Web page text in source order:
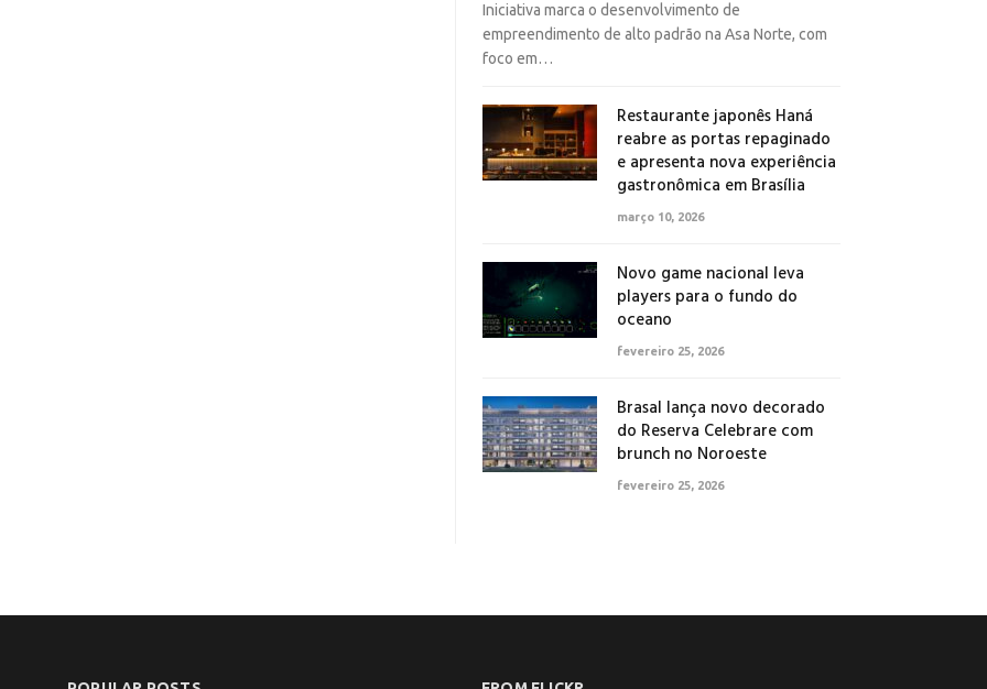
Iniciativa marca o desenvolvimento de
empreendimento de alto padrão na Asa Norte, com
foco em…
Restaurante japonês Haná
reabre as portas repaginado
e apresenta nova experiência
gastronômica em Brasília
março 10, 2026
Novo game nacional leva
players para o fundo do
oceano
fevereiro 25, 2026
Brasal lança novo decorado
do Reserva Celebrare com
brunch no Noroeste
fevereiro 25, 2026